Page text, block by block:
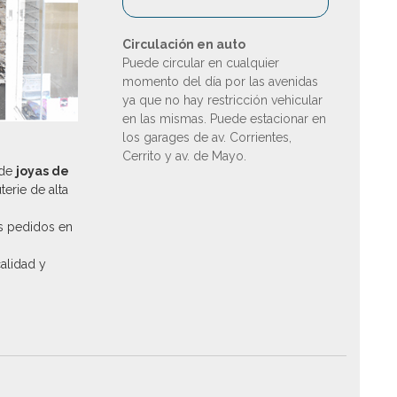
joyas de
de alta
pedidos en
y
Circulación en auto
Puede circular en cualquier
momento del día por las avenidas
ya que no hay restricción vehicular
en las mismas. Puede estacionar en
los garages de av. Corrientes,
Cerrito y av. de Mayo.